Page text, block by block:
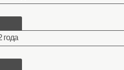
года